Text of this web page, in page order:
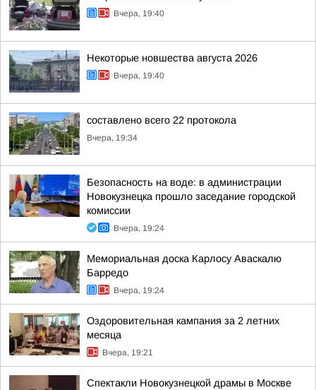
Вчера, 19:40
Некоторые новшества августа 2026
Вчера, 19:40
составлено всего 22 протокола
Вчера, 19:34
Безопасность на воде: в администрации
Новокузнецка прошло заседание городской
комиссии
Вчера, 19:24
Мемориальная доска Карлосу Аваскалю
Барредо
Вчера, 19:24
Оздоровительная кампания за 2 летних
месяца
Вчера, 19:21
Спектакли Новокузнецкой драмы в Москве